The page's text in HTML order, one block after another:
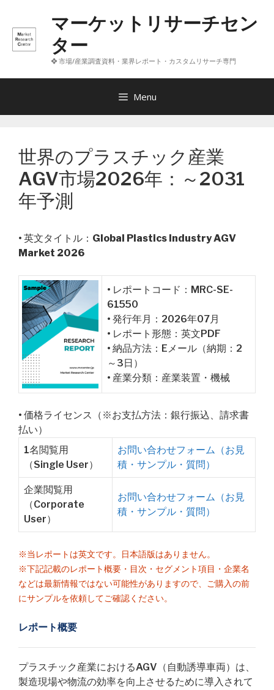
へ
マーケットリサーチセン
ター
❖ 市場/産業調査資料・業界レポート・カスタムリサーチ専門
Menu
世界のプラスチック産業
AGV市場2026年：～2031
年予測
• 英文タイトル： Global Plastics Industry AGV
Market 2026
• レポートコード：MRC-SE-
61550
• 発行年月：2026年07月
• レポート形態：英文PDF
• 納品方法：Eメール（納期：2
～3日）
• 産業分類：産業装置・機械
• 価格ライセンス（※お支払方法：銀行振込、請求書
払い）
1名閲覧用
（Single User）
お問い合わせフォーム（お見
積・サンプル・質問）
企業閲覧用
（Corporate
User）
お問い合わせフォーム（お見
積・サンプル・質問）
※当レポートは英文です。日本語版はありません。
※下記記載のレポート概要・目次・セグメント項目・企業名
などは最新情報ではない可能性がありますので、ご購入の前
にサンプルを依頼してご確認ください。
レポート概要
プラスチック産業におけるAGV（自動誘導車両）は、
製造現場や物流の効率を向上させるために導入されて